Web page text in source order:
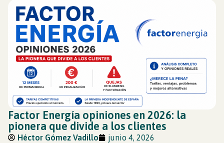
Factor Energía opiniones en 2026: la
pionera que divide a los clientes
Héctor Gómez Vadillo junio 4, 2026